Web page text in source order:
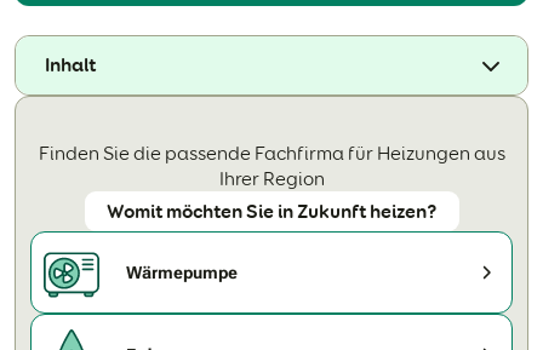
Inhalt
Finden Sie die passende Fachfirma für Heizungen aus
Ihrer Region
Womit möchten Sie in Zukunft heizen?
Wärmepumpe